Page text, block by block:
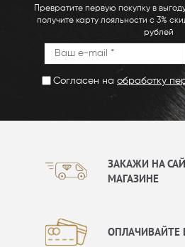
Превратите первую покупку в
получите карту лояльности с 3%
рублей
Согласен на обработку
ЗАКАЖИ НА
МАГАЗИНЕ
ОПЛАЧИВАЙТЕ